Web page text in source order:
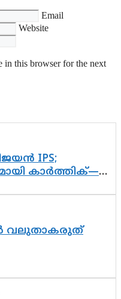
Email
Website
in this browser for the next
IPS;
കാർത്തിക്—
വലുതാകരുത്